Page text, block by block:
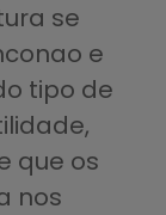
se
e
tipo de
que os
nos